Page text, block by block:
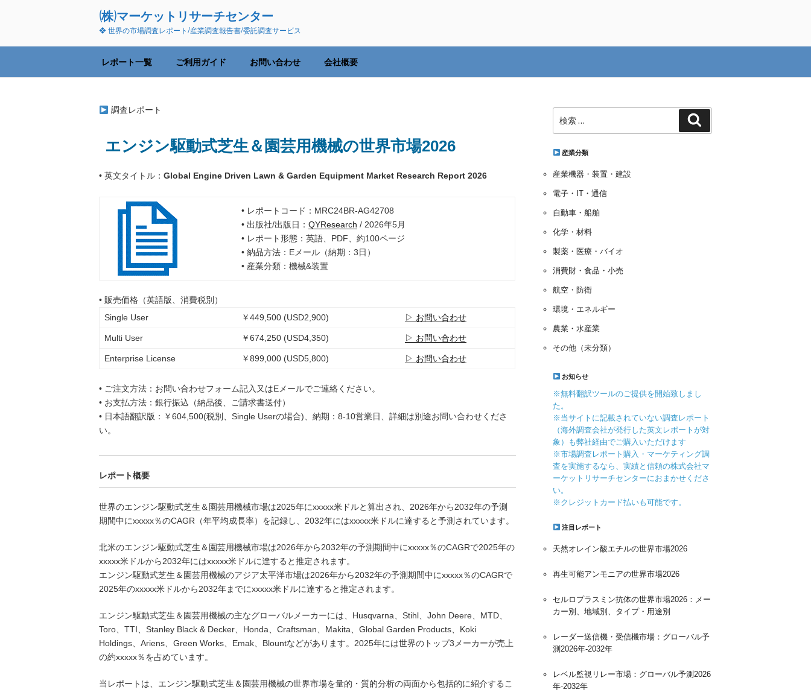
ン
へ
(株)マーケットリサーチセンター
❖ 世界の市場調査レポート/産業調査報告書/委託調査サービス
レポート一覧 ご利用ガイド お問い合わせ 会社概要
調査レポート
エンジン駆動式芝生＆園芸用機械の世界市場2026
• 英文タイトル： Global Engine Driven Lawn & Garden Equipment Market Research Report 2026
• レポートコード：MRC24BR-AG42708
• 出版社/出版日： QYResearch / 2026年5月
• レポート形態：英語、PDF、約100ページ
• 納品方法：Eメール（納期：3日）
• 産業分類：機械&装置
• 販売価格（英語版、消費税別）
Single User
￥449,500 (USD2,900) ▷ お問い合わせ
Multi User ￥674,250 (USD4,350) ▷ お問い合わせ
Enterprise License ￥899,000 (USD5,800) ▷ お問い合わせ
• ご注文方法：お問い合わせフォーム記入又はEメールでご連絡ください。
• お支払方法：銀行振込（納品後、ご請求書送付）
• 日本語翻訳版：￥604,500(税別、Single Userの場合)、納期：8-10営業日、詳細は別途お問い合わせくださ
い。
レポート概要
世界のエンジン駆動式芝生＆園芸用機械市場は2025年にxxxxx米ドルと算出され、2026年から2032年の予測
期間中にxxxxx％のCAGR（年平均成長率）を記録し、2032年にはxxxxx米ドルに達すると予測されています。
北米のエンジン駆動式芝生＆園芸用機械市場は2026年から2032年の予測期間中にxxxxx％のCAGRで2025年の
xxxxx米ドルから2032年にはxxxxx米ドルに達すると推定されます。
エンジン駆動式芝生＆園芸用機械のアジア太平洋市場は2026年から2032年の予測期間中にxxxxx％のCAGRで
2025年のxxxxx米ドルから2032年までにxxxxx米ドルに達すると推定されます。
エンジン駆動式芝生＆園芸用機械の主なグローバルメーカーには、Husqvarna、Stihl、John Deere、MTD、
Toro、TTI、Stanley Black & Decker、Honda、Craftsman、Makita、Global Garden Products、Koki
Holdings、Ariens、Green Works、Emak、Blountなどがあります。2025年には世界のトップ3メーカーが売上
の約xxxxx％を占めています。
当レポートは、エンジン駆動式芝生＆園芸用機械の世界市場を量的・質的分析の両面から包括的に紹介するこ
索:
産業分類
産業機器・装置・建設
電子・IT・通信
自動車・船舶
化学・材料
製薬・医療・バイオ
消費財・食品・小売
航空・防衛
環境・エネルギー
農業・水産業
その他（未分類）
お知らせ
※無料翻訳ツールのご提供を開始致しまし
た。
※当サイトに記載されていない調査レポート
（海外調査会社が発行した英文レポートが対
象）も弊社経由でご購入いただけます
※市場調査レポート購入・マーケティング調
査を実施するなら、実績と信頼の株式会社マ
ーケットリサーチセンターにおまかせくださ
い。
※クレジットカード払いも可能です。
注目レポート
天然オレイン酸エチルの世界市場2026
再生可能アンモニアの世界市場2026
セルロプラスミン抗体の世界市場2026：メー
カー別、地域別、タイプ・用途別
レーダー送信機・受信機市場：グローバル予
測2026年-2032年
レベル監視リレー市場：グローバル予測2026
年-2032年